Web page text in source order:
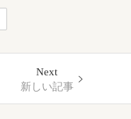
Next
新しい記事